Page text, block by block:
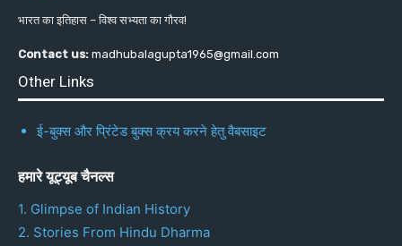
भारत का इतिहास – विश्व सभ्यता का गौरव!
Contact us: madhubalagupta1965@gmail.com
Other Links
ई-बुक्स और प्रिंटेड बुक्स क्रय करने हेतु वैबसाइट
हमारे यूट्यूब चैनल्स
1. Glimpse of Indian History
2. Stories From Hindu Dharma